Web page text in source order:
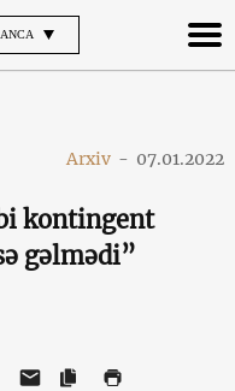
Arxiv - 07.01.2022
kontingent
gəlmədi”